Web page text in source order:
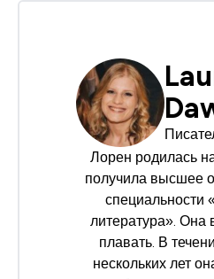
Лорен родилась
получила высшее
специальности
литература». Она
плавать. В
нескольких лет